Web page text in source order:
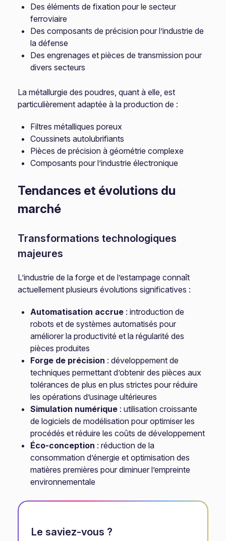
Des éléments de fixation pour le secteur
ferroviaire
Des composants de précision pour l’industrie de
la défense
Des engrenages et pièces de transmission pour
divers secteurs
La métallurgie des poudres, quant à elle, est
particulièrement adaptée à la production de :
Filtres métalliques poreux
Coussinets autolubrifiants
Pièces de précision à géométrie complexe
Composants pour l’industrie électronique
Tendances et évolutions du
marché
Transformations technologiques
majeures
L’industrie de la forge et de l’estampage connaît
actuellement plusieurs évolutions significatives :
Automatisation accrue : introduction de
robots et de systèmes automatisés pour
améliorer la productivité et la régularité des
pièces produites
Forge de précision : développement de
techniques permettant d’obtenir des pièces aux
tolérances de plus en plus strictes pour réduire
les opérations d’usinage ultérieures
Simulation numérique : utilisation croissante
de logiciels de modélisation pour optimiser les
procédés et réduire les coûts de développement
Éco-conception : réduction de la
consommation d’énergie et optimisation des
matières premières pour diminuer l’empreinte
environnementale
Le saviez-vous ?